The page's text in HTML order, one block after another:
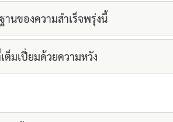
นของความสำเร็จพรุ่งนี้
ต็มเปี่ยมด้วยความหวัง